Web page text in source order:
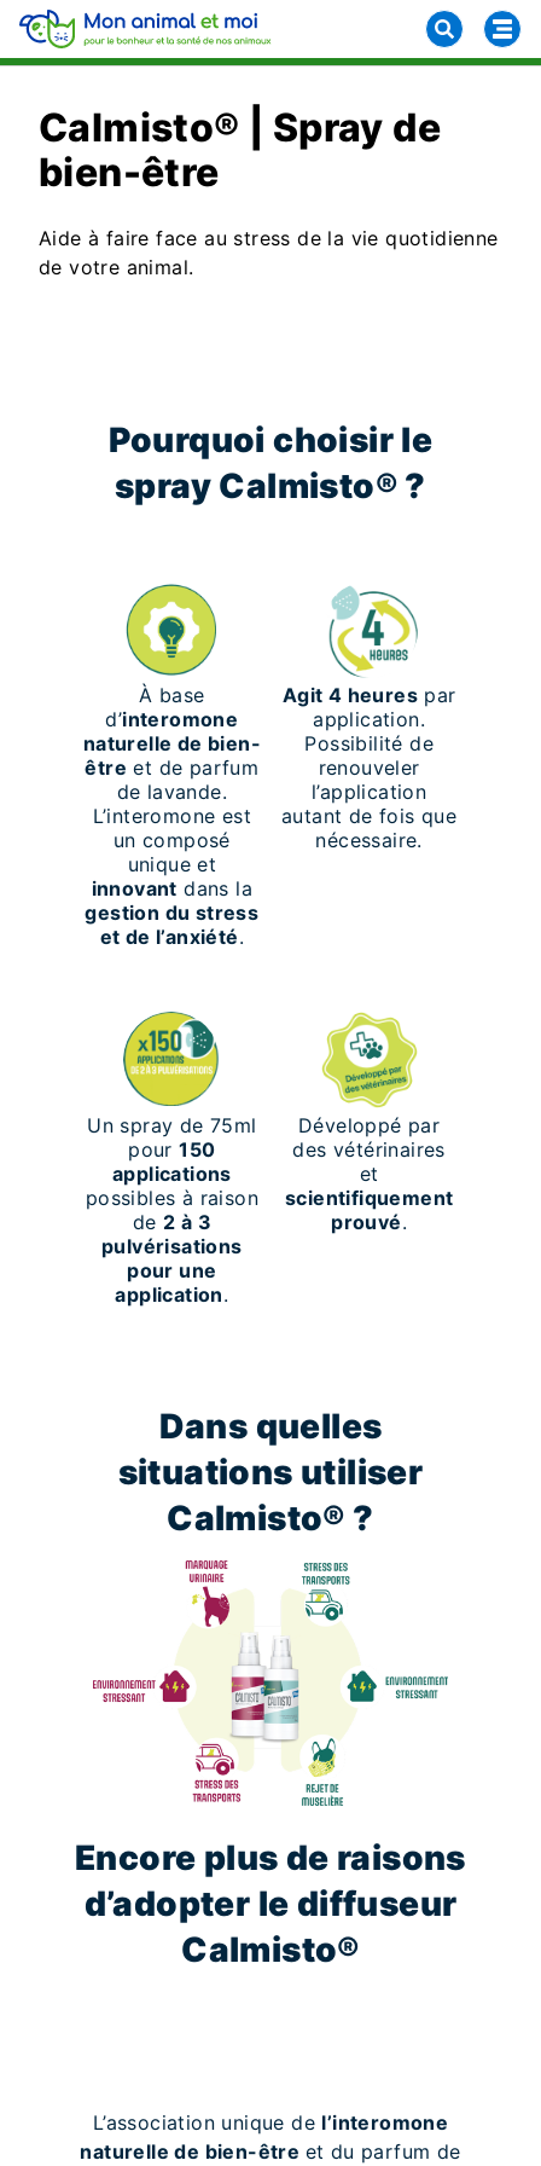
Calmisto® | Spray de
bien-être
Aide à faire face au stress de la vie quotidienne
de votre animal.
Pourquoi choisir le
spray Calmisto® ?
À base
d’interomone
naturelle de bien-
être et de parfum
de lavande.
L’interomone est
un composé
unique et
innovant dans la
gestion du stress
et de l’anxiété.
Agit 4 heurespar
application.
Possibilité de
renouveler
l’application
autant de fois que
nécessaire.
Un spray de 75ml
pour150
applications
possibles à raison
de 2 à 3
pulvérisations
pour une
application.
Développé par
des vétérinaires
et
scientifiquement
prouvé.
Dans quelles
situations utiliser
Calmisto® ?
Encore plus de raisons
d’adopter le diffuseur
Calmisto®
L’association unique de l’interomone
naturelle de bien-être et du parfum de